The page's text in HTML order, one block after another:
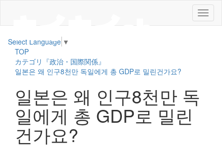
メ
ニ
Select Language ▼
TOP
カテゴリ『政治・国際関係』
일본은 왜 인구8천만 독일에게 총 GDP로 밀린건가요?
일본은 왜 인구8천만 독
일에게 총 GDP로 밀린
건가요?